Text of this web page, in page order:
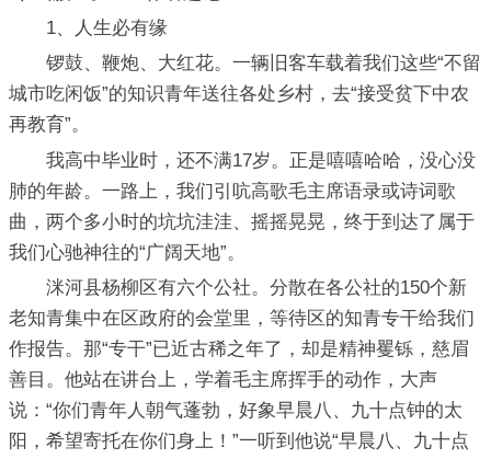
1、人生必有缘
锣鼓、鞭炮、大红花。一辆旧客车载着我们这些“不留
城市吃闲饭”的知识青年送往各处乡村，去“接受贫下中农
再教育”。
我高中毕业时，还不满17岁。正是嘻嘻哈哈，没心没
肺的年龄。一路上，我们引吭高歌毛主席语录或诗词歌
曲，两个多小时的坑坑洼洼、摇摇晃晃，终于到达了属于
我们心驰神往的“广阔天地”。
洣河县杨柳区有六个公社。分散在各公社的150个新
老知青集中在区政府的会堂里，等待区的知青专干给我们
作报告。那“专干”已近古稀之年了，却是精神矍铄，慈眉
善目。他站在讲台上，学着毛主席挥手的动作，大声
说：“你们青年人朝气蓬勃，好象早晨八、九十点钟的太
阳，希望寄托在你们身上！”一听到他说“早晨八、九十点